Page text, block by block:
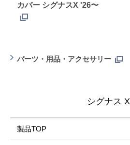
カバー シグナスX '26〜
パーツ・用品・アクセサリー
シグナス X
製品TOP